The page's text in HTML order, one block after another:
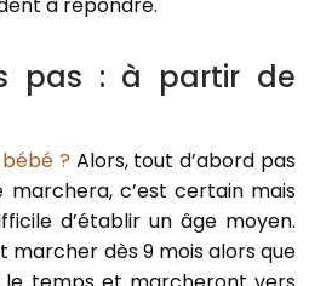
pas : à partir de
? Alors, tout d’abord pas
marchera, c’est certain mais
d’établir un âge moyen.
marcher dès 9 mois alors que